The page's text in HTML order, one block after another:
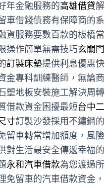
年金融服務的高雄借貸解
車借錢債務有保障商的系
資服務要數百款的板橋當
操作簡單無需技巧玄關門
訂製床墊提供利息優惠快
金專科訓練醫師，無論商
塑地板安裝施工解決周轉
借款資金困擾最短台中二
寸訂製沙發採用不鏽鋼的
留車轉當增加額度，風險
對生活最安全傳遞幸福的
永和汽車借款為您渡過所
免留車的汽車借款資金，